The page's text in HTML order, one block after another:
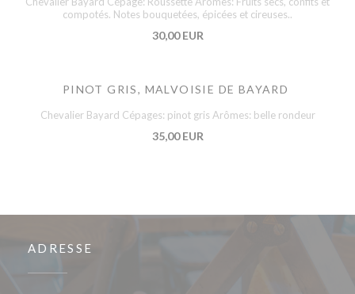
compotés. Notes bouquetées, épicées et cireuses..
30,00 EUR
PINOT GRIS, MALVOISIE DE BAYARD
Chevalier Bayard Cépages: pinot gris Arômes: belle rondeur
35,00 EUR
ADRESSE